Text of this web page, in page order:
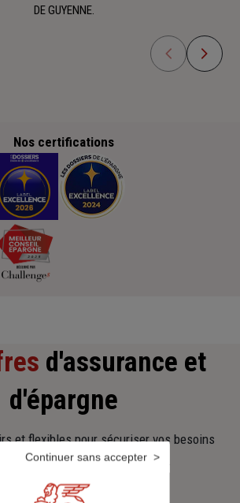
DE GUYENNE.
Nos certifications
d'assurance et
d'épargne
et flexibles pour sécuriser vos besoins
et anticiper ceux de demain.
Continuer sans accepter